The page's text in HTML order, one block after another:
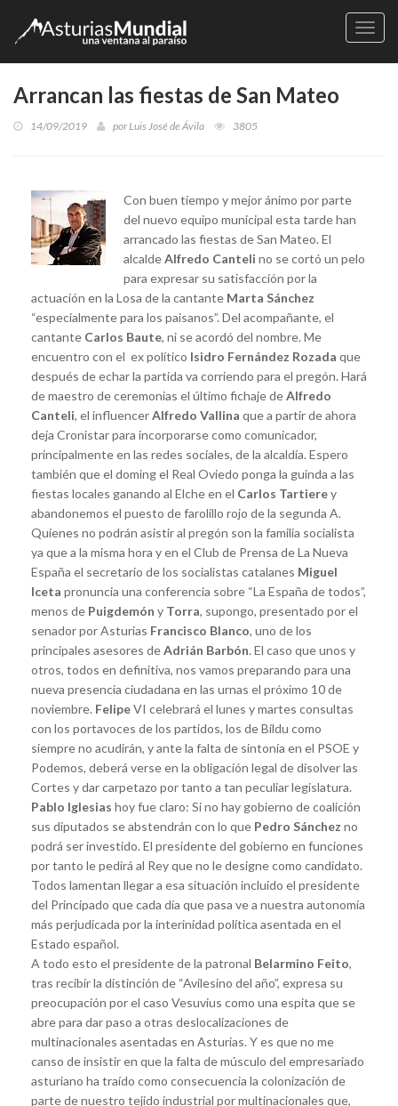
Arrancan las fiestas de San Mateo
14/09/2019 porLuis José de Ávila 3805
Con buen tiempo y mejor ánimo por parte
del nuevo equipo municipal esta tarde han
arrancado las fiestas de San Mateo. El
alcaldeAlfredo Canteli no se cortó un pelo
para expresar su satisfacción por la
actuación en la Losa de la cantante Marta Sánchez
“especialmente para los paisanos”. Del acompañante, el
cantante Carlos Baute, ni se acordó del nombre. Me
encuentro con el ex político Isidro Fernández Rozada que
después de echar la partida va corriendo para el pregón. Hará
de maestro de ceremonias el último fichaje deAlfredo
Canteli, el influencerAlfredo Vallina que a partir de ahora
deja Cronistar para incorporarse como comunicador,
principalmente en las redes sociales, de la alcaldía. Espero
también que el doming el Real Oviedo ponga la guinda a las
fiestas locales ganando al Elche en el Carlos Tartierey
abandonemos el puesto de farolillo rojo de la segunda A.
Quienes no podrán asistir al pregón son la familia socialista
ya que a la misma hora y en el Club de Prensa de La Nueva
España el secretario de los socialistas catalanes Miguel
Iceta pronuncia una conferencia sobre “La España de todos”,
menos de Puigdemón y Torra, supongo, presentado por el
senador por Asturias Francisco Blanco, uno de los
principales asesores deAdrián Barbón. El caso que unos y
otros, todos en definitiva, nos vamos preparando para una
nueva presencia ciudadana en las urnas el próximo 10 de
noviembre. FelipeVI celebrará el lunes y martes consultas
con los portavoces de los partidos, los de Bildu como
siempre no acudirán, y ante la falta de sintonía en el PSOE y
Podemos, deberá verse en la obligación legal de disolver las
Cortes y dar carpetazo por tanto a tan peculiar legislatura.
Pablo Iglesias hoy fue claro: Si no hay gobierno de coalición
sus diputados se abstendrán con lo que Pedro Sánchez no
podrá ser investido. El presidente del gobierno en funciones
por tanto le pedirá al Rey que no le designe como candidato.
Todos lamentan llegar a esa situación incluido el presidente
del Principado que cada día que pasa ve a nuestra autonomía
más perjudicada por la interinidad política asentada en el
Estado español.
A todo esto el presidente de la patronal Belarmino Feito,
tras recibir la distinción de “Avilesino del año”, expresa su
preocupación por el caso Vesuvius como una espita que se
abre para dar paso a otras deslocalizaciones de
multinacionales asentadas en Asturias. Y es que no me
canso de insistir en que la falta de músculo del empresariado
asturiano ha traído como consecuencia la colonización de
parte de nuestro tejido industrial por multinacionales que,